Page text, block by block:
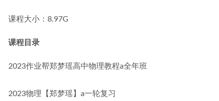
课程大小：8.97G
课程目录
2023作业帮郑梦瑶高中物理教程a全年班
2023物理【郑梦瑶】a一轮复习